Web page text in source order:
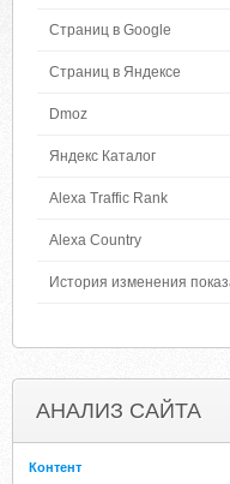
Страниц в Google
Страниц в Яндексе
Dmoz
Яндекс Каталог
Alexa Traffic Rank
Alexa Country
История изменения
АНАЛИЗ САЙТА
Контент